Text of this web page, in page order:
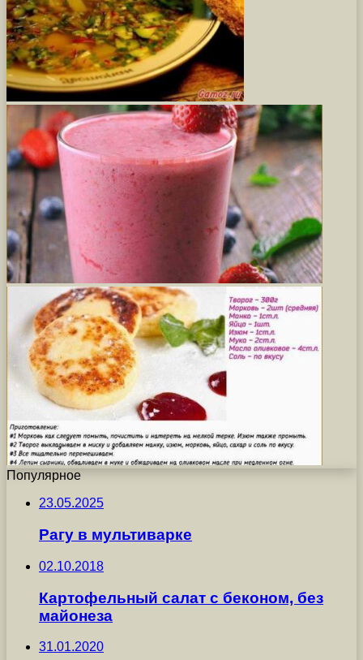
Популярное
23.05.2025
Рагу в мультиварке
02.10.2018
Картофельный салат с беконом, без
майонеза
31.01.2020